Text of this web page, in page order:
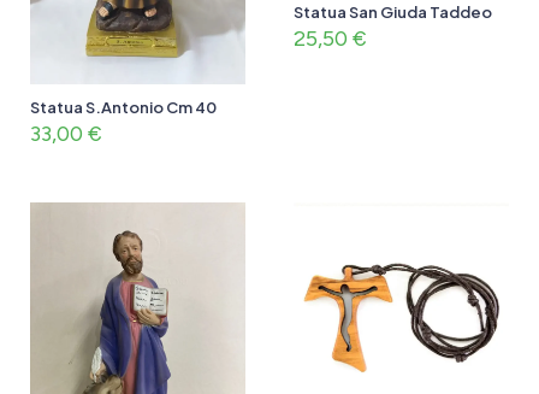
Statua S.Antonio Cm 40
33,00 €
Statua San Giuda Taddeo
25,50 €